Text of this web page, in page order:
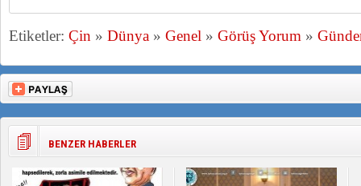
Etiketler: Çin » Dünya » Genel » Görüş Yorum »
BENZER HABERLER